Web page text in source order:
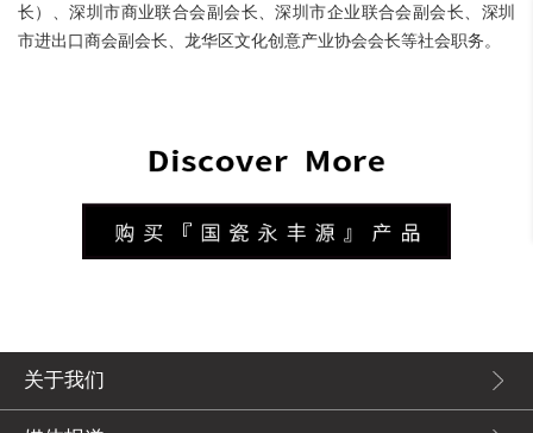
长）、深圳市商业联合会副会长、深圳市企业联合会副会长、深圳
市进出口商会副会长、龙华区文化创意产业协会会长等社会职务。
关于我们